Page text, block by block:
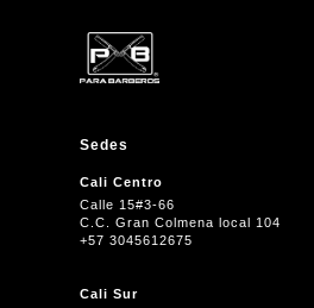
Sedes
Cali Centro
Calle 15#3-66
C.C. Gran Colmena local 104
+57 3045612675
Cali Sur